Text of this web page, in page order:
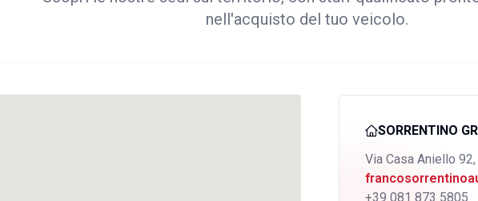
nell'acquisto del tuo veicolo.
SORRENTINO
Via Casa Aniello
+39 081 873 5805